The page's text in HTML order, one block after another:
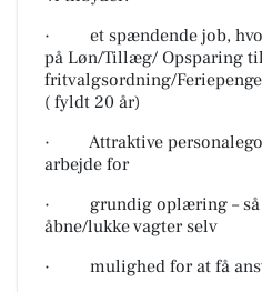
· et spændende job,
på Løn/Tillæg/ Opsparing til
fritvalgsordning/
( fyldt 20 år)
· Attraktive
arbejde for
· grundig oplæring – så
åbne/lukke vagter selv
· mulighed for at få